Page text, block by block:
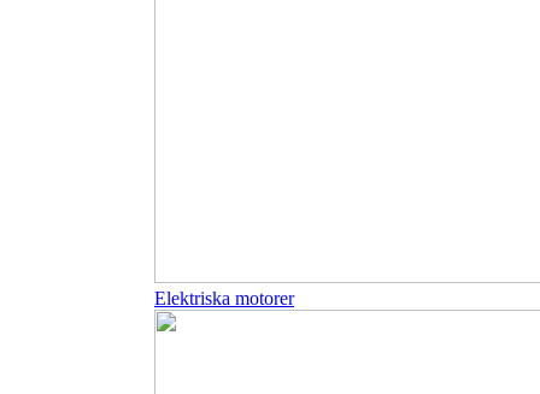
Elektriska motorer